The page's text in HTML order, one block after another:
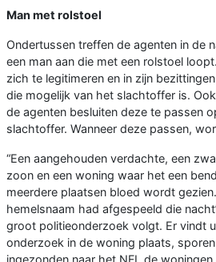
Man met rolstoel
Ondertussen treffen de agenten in de
een man aan die met een rolstoel
zich te legitimeren en in zijn
die mogelijk van het slachtoffer is.
de agenten besluiten deze te passen
slachtoffer. Wanneer deze passen,
“Een aangehouden verdachte, een
zoon en een woning waar het een
meerdere plaatsen bloed wordt
hemelsnaam had afgespeeld die
groot politieonderzoek volgt. Er vindt
onderzoek in de woning plaats,
ingezonden naar het NFI, de